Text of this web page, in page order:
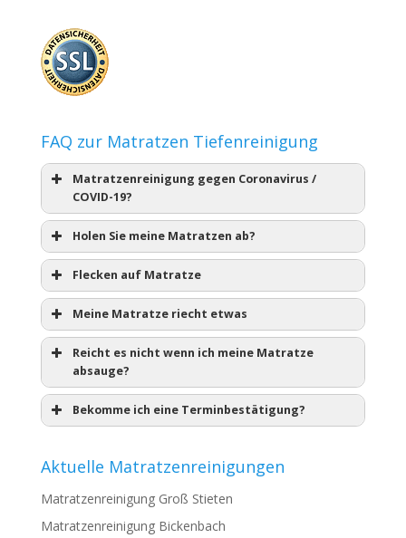
FAQ zur Matratzen Tiefenreinigung
Matratzenreinigung gegen Coronavirus /
COVID-19?
Holen Sie meine Matratzen ab?
Flecken auf Matratze
Meine Matratze riecht etwas
Reicht es nicht wenn ich meine Matratze
absauge?
Bekomme ich eine Terminbestätigung?
Aktuelle Matratzenreinigungen
Matratzenreinigung Groß Stieten
Matratzenreinigung Bickenbach